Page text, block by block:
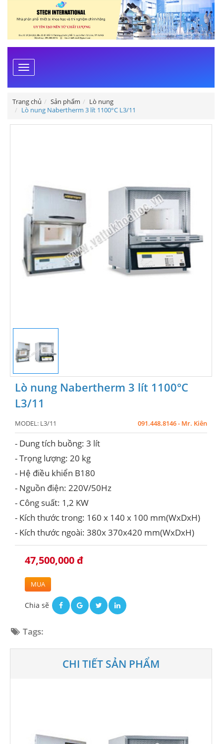
Toggle
navigation
Trang chủ Sản phẩm
Lò nung
Lò nung Nabertherm 3 lít 1100°C L3/11
Lò nung Nabertherm 3 lít 1100°C
L3/11
MODEL: L3/11 091.448.8146 - Mr. Kiên
- Dung tích buồng: 3 lít
- Trọng lượng: 20 kg
- Hệ điều khiển B180
- Nguồn điện: 220V/50Hz
- Công suất: 1,2 KW
- Kích thước trong: 160 x 140 x 100 mm(WxDxH)
- Kích thước ngoài: 380x 370x420 mm(WxDxH)
47,500,000 đ
MUA
Chia sẽ
Tags:
CHI TIẾT SẢN PHẨM